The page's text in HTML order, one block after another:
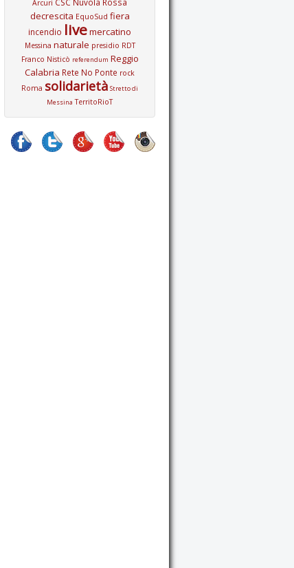
Arcuri
decrescita EquoSud fiera
incendio livemercatino
Messina naturale presidio RDT
Franco Nisticò referendum Reggio
Calabria Rete No Ponte rock
Roma solidarietà Stretto di
Messina TerritoRioT